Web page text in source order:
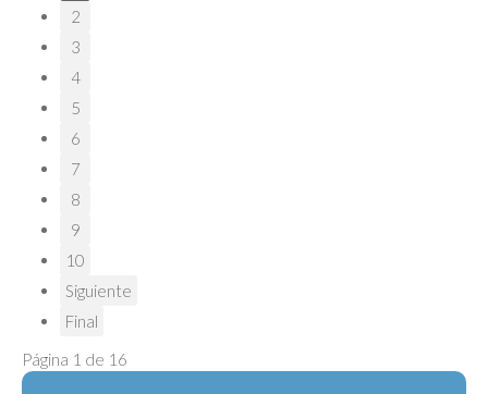
2
3
4
5
6
7
8
9
10
Siguiente
Final
Página 1 de 16